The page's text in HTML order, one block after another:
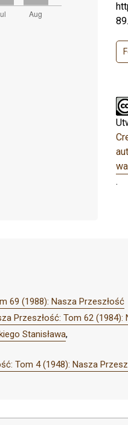
.
69 (1988): Nasza Przeszłość
Przeszłość: Tom 62 (1984):
Stanisława,
Tom 4 (1948): Nasza